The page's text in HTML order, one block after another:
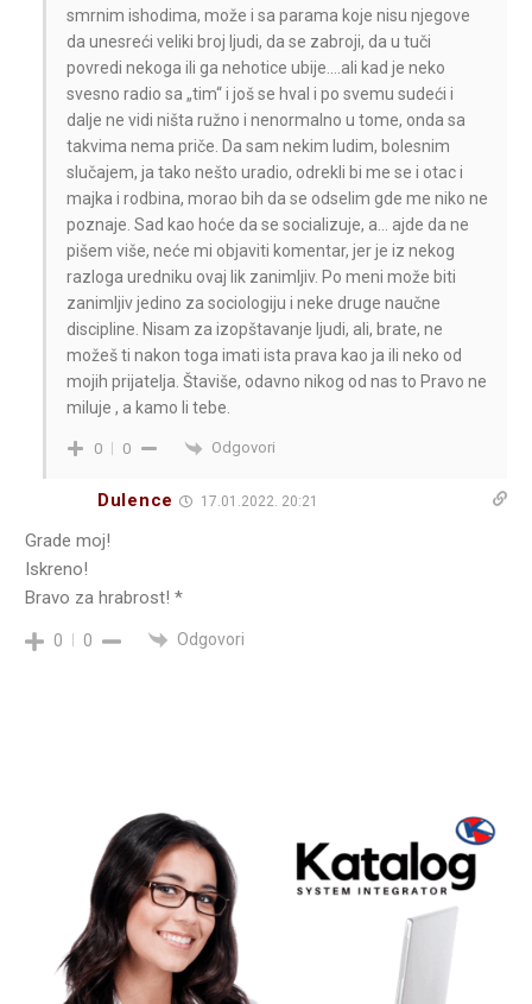
smrnim ishodima, može i sa parama koje nisu njegove
da unesreći veliki broj ljudi, da se zabroji, da u tuči
povredi nekoga ili ga nehotice ubije….ali kad je neko
svesno radio sa „tim“ i još se hval i po svemu sudeći i
dalje ne vidi ništa ružno i nenormalno u tome, onda sa
takvima nema priče. Da sam nekim ludim, bolesnim
slučajem, ja tako nešto uradio, odrekli bi me se i otac i
majka i rodbina, morao bih da se odselim gde me niko ne
poznaje. Sad kao hoće da se socializuje, a… ajde da ne
pišem više, neće mi objaviti komentar, jer je iz nekog
razloga uredniku ovaj lik zanimljiv. Po meni može biti
zanimljiv jedino za sociologiju i neke druge naučne
discipline. Nisam za izopštavanje ljudi, ali, brate, ne
možeš ti nakon toga imati ista prava kao ja ili neko od
mojih prijatelja. Štaviše, odavno nikog od nas to Pravo ne
miluje , a kamo li tebe.
0 0 Odgovori
Dulence 17.01.2022. 20:21
Grade moj!
Iskreno!
Bravo za hrabrost! *
0 0 Odgovori